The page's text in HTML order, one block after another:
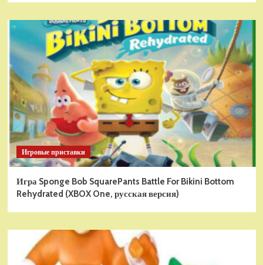
Игровые приставки
Игра Sponge Bob SquarePants Battle For Bikini Bottom
Rehydrated (XBOX One, русская версия)